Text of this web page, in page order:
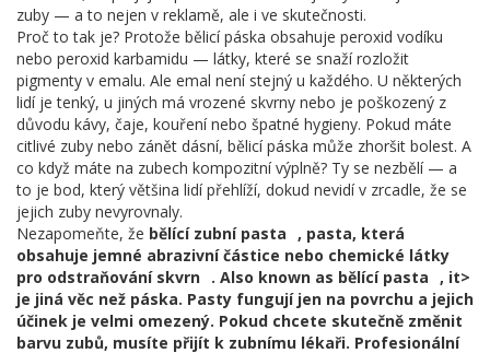
zuby — a to nejen v reklamě, ale i ve skutečnosti.
Proč to tak je? Protože bělicí páska obsahuje peroxid vodíku
nebo peroxid karbamidu — látky, které se snaží rozložit
pigmenty v emalu. Ale emal není stejný u každého. U některých
lidí je tenký, u jiných má vrozené skvrny nebo je poškozený z
důvodu kávy, čaje, kouření nebo špatné hygieny. Pokud máte
citlivé zuby nebo zánět dásní, bělicí páska může zhoršit bolest. A
co když máte na zubech kompozitní výplně? Ty se nezbělí — a
to je bod, který většina lidí přehlíží, dokud nevidí v zrcadle, že se
jejich zuby nevyrovnaly.
Nezapomeňte, že bělící zubní pasta , pasta, která
obsahuje jemné abrazivní částice nebo chemické látky
pro odstraňování skvrn . Also known as bělící pasta
, it>
je jiná věc než páska. Pasty fungují jen na povrchu a jejich
účinek je velmi omezený. Pokud chcete skutečně změnit
barvu zubů, musíte přijít k zubnímu lékaři. Profesionální